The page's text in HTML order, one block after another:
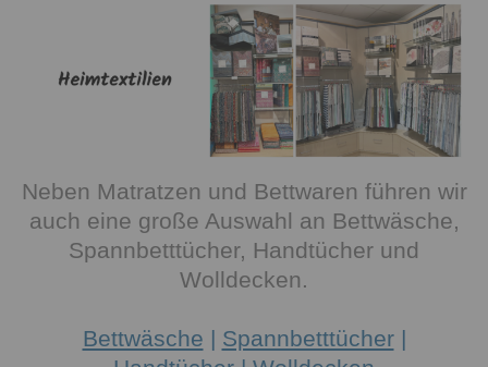
Neben Matratzen und Bettwaren führen wir
auch eine große Auswahl an Bettwäsche,
Spannbetttücher, Handtücher und
Wolldecken.
Bettwäsche | Spannbetttücher|